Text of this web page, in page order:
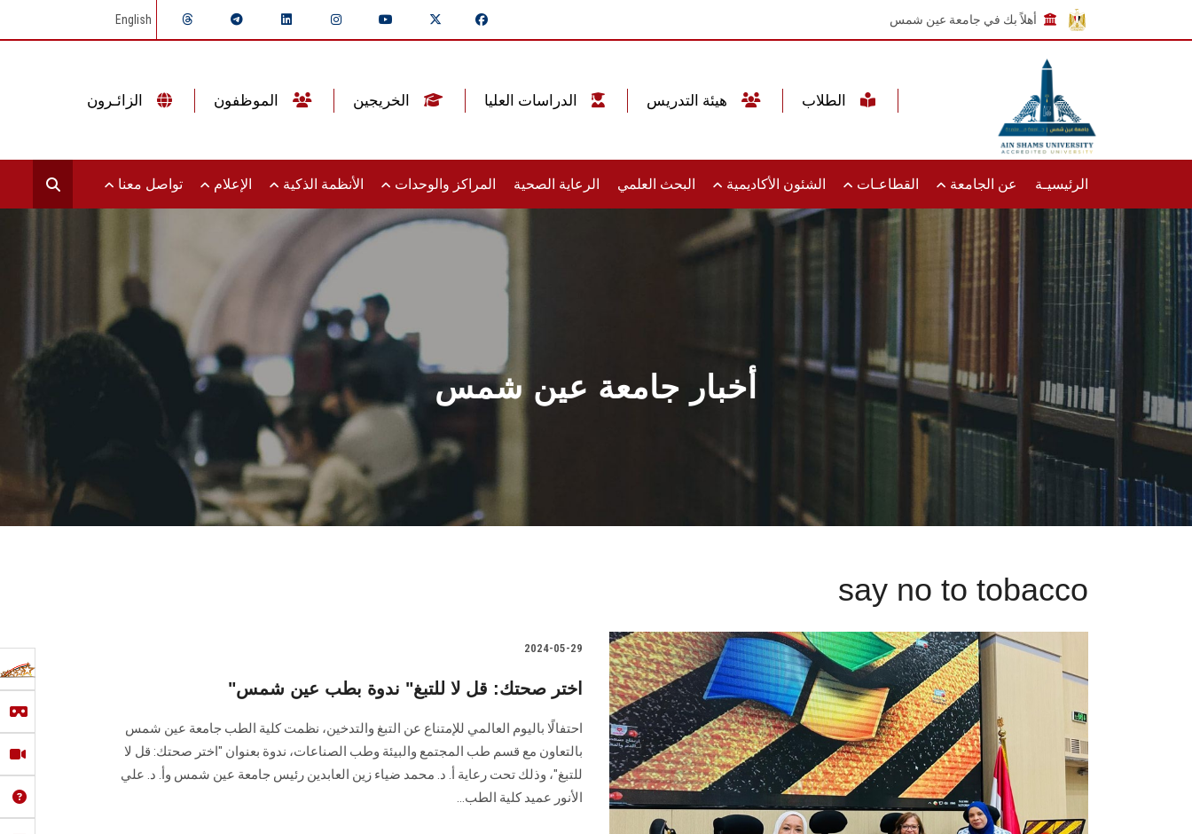
أهلاً بك في جامعة عين شمس English
الرئيسيـة عن الجامعة القطاعـات الشئون الأكاديمية البحث العلمي الرعاية الصحية المراكز والوحدات الأنظمة الذكية الإعلام تواصل معنا
أخبار جامعة عين شمس
say no to tobacco
2024-05-29
"اختر صحتك: قل لا للتبغ" ندوة بطب عين شمس
احتفالًا باليوم العالمي للإمتناع عن التبغ والتدخين، نظمت كلية الطب جامعة عين شمس
بالتعاون مع قسم طب المجتمع والبيئة وطب الصناعات، ندوة بعنوان "اختر صحتك: قل لا
للتبغ"، وذلك تحت رعاية أ. د. محمد ضياء زين العابدين رئيس جامعة عين شمس وأ. د. علي
الأنور عميد كلية الطب...